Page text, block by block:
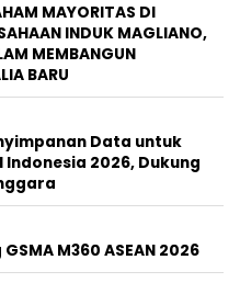
MAYORITAS DI
INDUK MAGLIANO,
MEMBANGUN
BARU
Data untuk
Indonesia 2026, Dukung
M360 ASEAN 2026